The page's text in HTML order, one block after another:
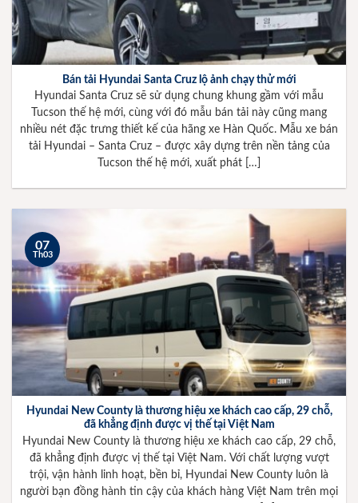
Bán tải Hyundai Santa Cruz lộ ảnh chạy thử mới
Hyundai Santa Cruz sẽ sử dụng chung khung gầm với mẫu
Tucson thế hệ mới, cùng với đó mẫu bán tải này cũng mang
nhiều nét đặc trưng thiết kế của hãng xe Hàn Quốc. Mẫu xe bán
tải Hyundai – Santa Cruz – được xây dựng trên nền tảng của
Tucson thế hệ mới, xuất phát […]
Hyundai New County là thương hiệu xe khách cao cấp, 29 chỗ,
đã khẳng định được vị thế tại Việt Nam
Hyundai New County là thương hiệu xe khách cao cấp, 29 chỗ,
đã khẳng định được vị thế tại Việt Nam. Với chất lượng vượt
trội, vận hành linh hoạt, bền bỉ, Hyundai New County luôn là
người bạn đồng hành tin cậy của khách hàng Việt Nam trên mọi
07
Th03